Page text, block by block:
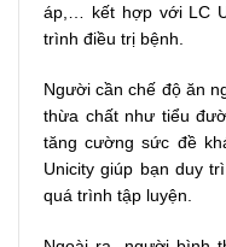
áp,… kết hợp với LC
trình điều trị bệnh.
Người cần chế độ ăn
thừa chất như tiểu
tăng cường sức đề
Unicity giúp bạn duy
quá trình tập luyện.